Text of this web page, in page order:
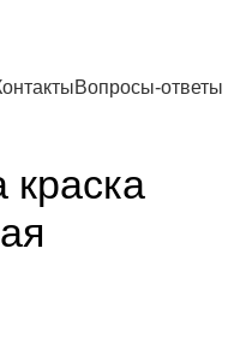
Вопросы-ответы
краска